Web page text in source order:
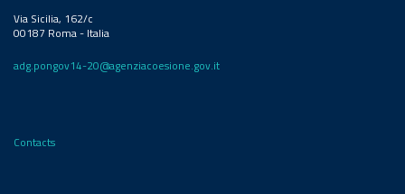
Via Sicilia, 162/c
00187 Roma - Italia
adg.pongov14-20@agenziacoesione.gov.it
Contacts